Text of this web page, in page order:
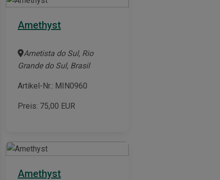
Amethyst
Ametista do Sul, Rio
Grande do Sul, Brasil
Artikel-Nr.: MIN0960
Preis: 75,00 EUR
Amethyst